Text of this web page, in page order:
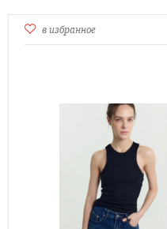
в избранное